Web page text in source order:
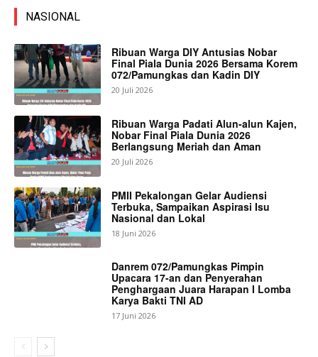
NASIONAL
Ribuan Warga DIY Antusias Nobar
Final Piala Dunia 2026 Bersama Korem
072/Pamungkas dan Kadin DIY
20 Juli 2026
Ribuan Warga Padati Alun-alun Kajen,
Nobar Final Piala Dunia 2026
Berlangsung Meriah dan Aman
20 Juli 2026
PMII Pekalongan Gelar Audiensi
Terbuka, Sampaikan Aspirasi Isu
Nasional dan Lokal
18 Juni 2026
Danrem 072/Pamungkas Pimpin
Upacara 17-an dan Penyerahan
Penghargaan Juara Harapan I Lomba
Karya Bakti TNI AD
17 Juni 2026